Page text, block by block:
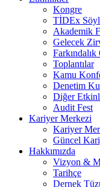
Kongre
TİDEx
Akademik
Gelecek
Toplantılar
Kamu
Denetim
Diğer
Audit Fest
Kariyer Merkezi
Kariyer
Güncel
Hakkımızda
Vizyon &
Tarihçe
Dernek